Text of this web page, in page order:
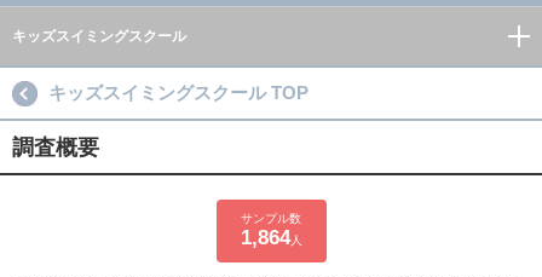
キッズスイミングスクール
キッズスイミングスクール TOP
調査概要
サンプル数
1,864人